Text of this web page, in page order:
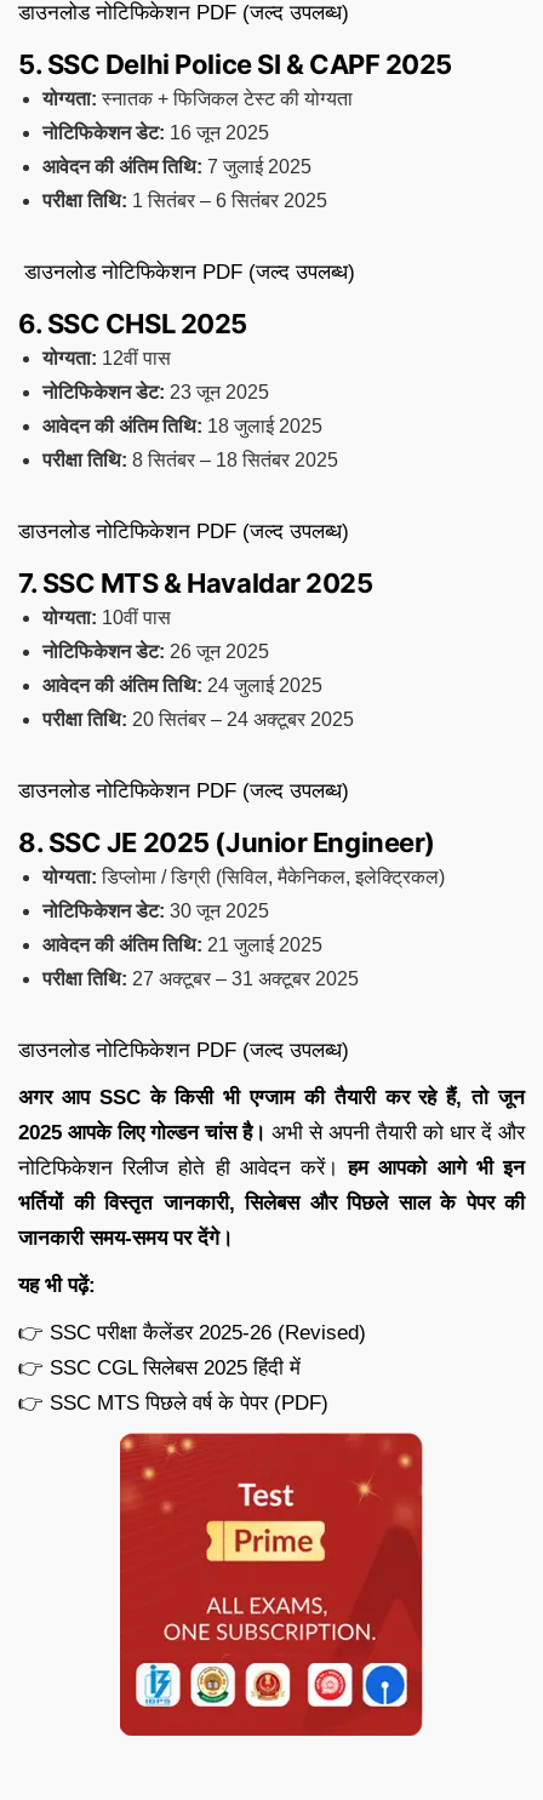
डाउनलोड नोटिफिकेशन PDF (जल्द उपलब्ध)
5. SSC Delhi Police SI & CAPF 2025
योग्यता: स्नातक + फिजिकल टेस्ट की योग्यता
नोटिफिकेशन डेट: 16 जून 2025
आवेदन की अंतिम तिथि: 7 जुलाई 2025
परीक्षा तिथि: 1 सितंबर – 6 सितंबर 2025
डाउनलोड नोटिफिकेशन PDF (जल्द उपलब्ध)
6. SSC CHSL 2025
योग्यता: 12वीं पास
नोटिफिकेशन डेट: 23 जून 2025
आवेदन की अंतिम तिथि: 18 जुलाई 2025
परीक्षा तिथि: 8 सितंबर – 18 सितंबर 2025
डाउनलोड नोटिफिकेशन PDF (जल्द उपलब्ध)
7. SSC MTS & Havaldar 2025
योग्यता: 10वीं पास
नोटिफिकेशन डेट: 26 जून 2025
आवेदन की अंतिम तिथि: 24 जुलाई 2025
परीक्षा तिथि: 20 सितंबर – 24 अक्टूबर 2025
डाउनलोड नोटिफिकेशन PDF (जल्द उपलब्ध)
8. SSC JE 2025 (Junior Engineer)
योग्यता: डिप्लोमा / डिग्री (सिविल, मैकेनिकल, इलेक्ट्रिकल)
नोटिफिकेशन डेट: 30 जून 2025
आवेदन की अंतिम तिथि: 21 जुलाई 2025
परीक्षा तिथि: 27 अक्टूबर – 31 अक्टूबर 2025
डाउनलोड नोटिफिकेशन PDF (जल्द उपलब्ध)
अगर आप SSC के किसी भी एग्जाम की तैयारी कर रहे हैं, तो जून
2025 आपके लिए गोल्डन चांस है। अभी से अपनी तैयारी को धार दें और
नोटिफिकेशन रिलीज होते ही आवेदन करें।हम आपको आगे भी इन
भर्तियों की विस्तृत जानकारी, सिलेबस और पिछले साल के पेपर की
जानकारी समय-समय पर देंगे।
यह भी पढ़ें:
👉 SSC परीक्षा कैलेंडर 2025-26 (Revised)
👉 SSC CGL सिलेबस 2025 हिंदी में
👉 SSC MTS पिछले वर्ष के पेपर (PDF)